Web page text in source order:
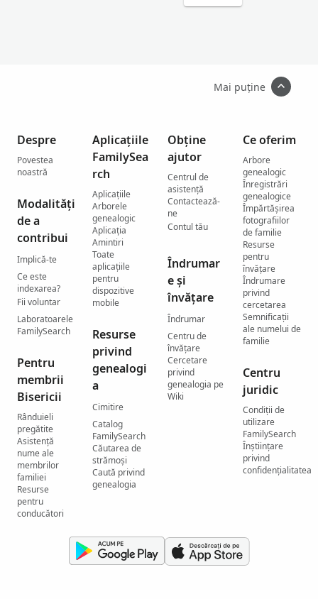
Mai puține
Despre
Povestea
noastră
Modalități
de a
contribui
Implică-te
Ce este
indexarea?
Fii voluntar
Laboratoarele
FamilySearch
Pentru
membrii
Bisericii
Rânduieli
pregătite
Asistență
nume ale
membrilor
familiei
Resurse
pentru
conducători
Aplicațiile
FamilySea
rch
Aplicațiile
Arborele
genealogic
Aplicația
Amintiri
Toate
aplicațiile
pentru
dispozitive
mobile
Resurse
privind
genealogi
a
Cimitire
Catalog
FamilySearch
Căutarea de
strămoși
Caută privind
genealogia
Obține
ajutor
Centrul de
asistenţă
Contactează-
ne
Contul tău
Îndrumar
e și
învățare
Îndrumar
Centru de
învățare
Cercetare
privind
genealogia pe
Wiki
Ce oferim
Arbore
genealogic
Înregistrări
genealogice
Împărtășirea
fotografiilor
de familie
Resurse
pentru
învățare
Îndrumare
privind
cercetarea
Semnificații
ale numelui de
familie
Centru
juridic
Condiții de
utilizare
FamilySearch
Înștiințare
privind
confidențialitatea